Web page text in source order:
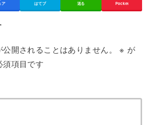
ア はてブ 送る Pocket
開されることはありません。 ※ が
項目です